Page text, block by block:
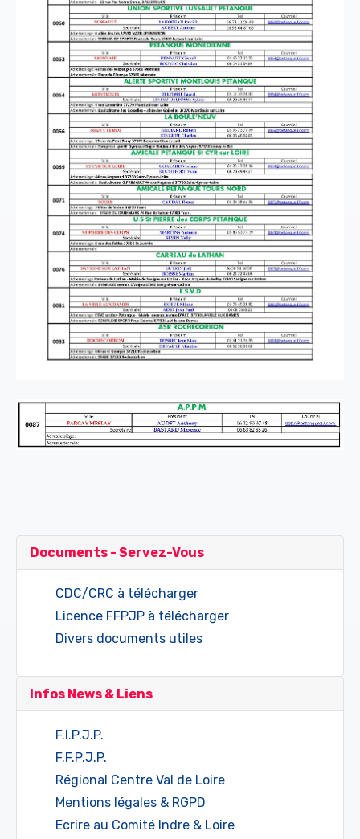
Documents - Servez-Vous
CDC/CRC à télécharger
Licence FFPJP à télécharger
Divers documents utiles
Infos News & Liens
F.I.P.J.P.
F.F.P.J.P.
Régional Centre Val de Loire
Mentions légales & RGPD
Ecrire au Comité Indre & Loire